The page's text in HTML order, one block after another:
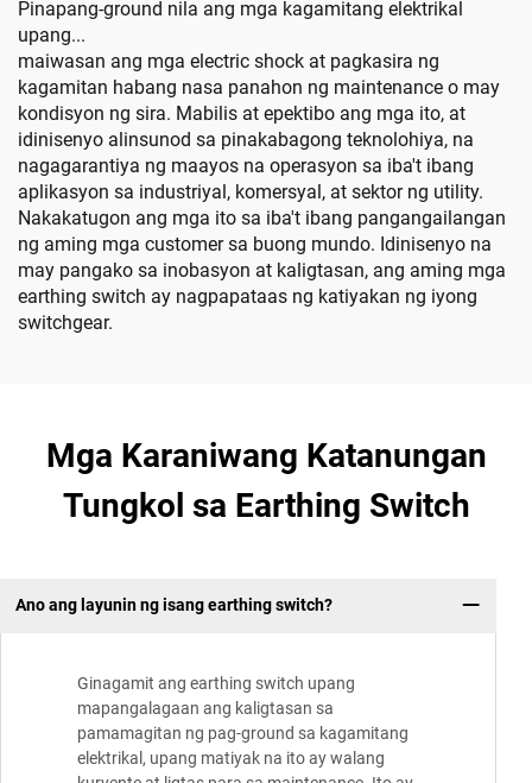
Pinapang-ground nila ang mga kagamitang elektrikal
upang...
maiwasan ang mga electric shock at pagkasira ng
kagamitan habang nasa panahon ng maintenance o may
kondisyon ng sira. Mabilis at epektibo ang mga ito, at
idinisenyo alinsunod sa pinakabagong teknolohiya, na
nagagarantiya ng maayos na operasyon sa iba't ibang
aplikasyon sa industriyal, komersyal, at sektor ng utility.
Nakakatugon ang mga ito sa iba't ibang pangangailangan
ng aming mga customer sa buong mundo. Idinisenyo na
may pangako sa inobasyon at kaligtasan, ang aming mga
earthing switch ay nagpapataas ng katiyakan ng iyong
switchgear.
Mga Karaniwang Katanungan
Tungkol sa Earthing Switch
Ano ang layunin ng isang earthing switch?
Ginagamit ang earthing switch upang
mapangalagaan ang kaligtasan sa
pamamagitan ng pag-ground sa kagamitang
elektrikal, upang matiyak na ito ay walang